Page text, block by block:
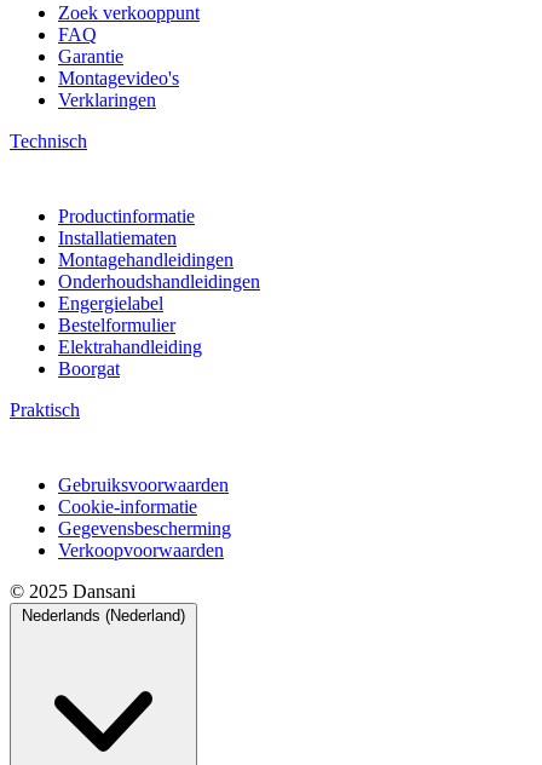
Zoek verkooppunt
FAQ
Garantie
Montagevideo's
Verklaringen
Technisch
Productinformatie
Installatiematen
Montagehandleidingen
Onderhoudshandleidingen
Engergielabel
Bestelformulier
Elektrahandleiding
Boorgat
Praktisch
Gebruiksvoorwaarden
Cookie-informatie
Gegevensbescherming
Verkoopvoorwaarden
© 2025 Dansani
Nederlands (Nederland)